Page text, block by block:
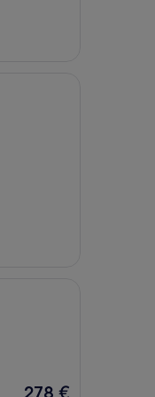
Der
278 €